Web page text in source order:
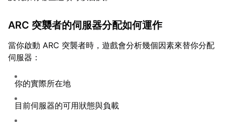
ARC 突襲者的伺服器分配如何運作
當你啟動 ARC 突襲者時，遊戲會分析幾個因素來替你分配
伺服器：
你的實際所在地
目前伺服器的可用狀態與負載